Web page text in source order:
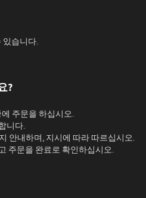
있습니다.
?
주문을 하십시오.
니다.
안내하며, 지시에 따라 따르십시오.
주문을 완료로 확인하십시오.